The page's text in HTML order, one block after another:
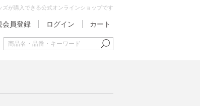
ズが購入できる公式オンラインショップです
会員登録 ログイン カート